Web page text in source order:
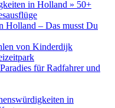
in Holland » 50+
Holland – Das musst Du
von Kinderdijk
für Radfahrer und
in